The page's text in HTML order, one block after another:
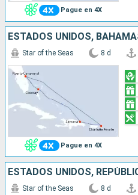
Pague en 4X
Pague en 4X
Star of the Seas 8 d
Star of the Seas 8 d